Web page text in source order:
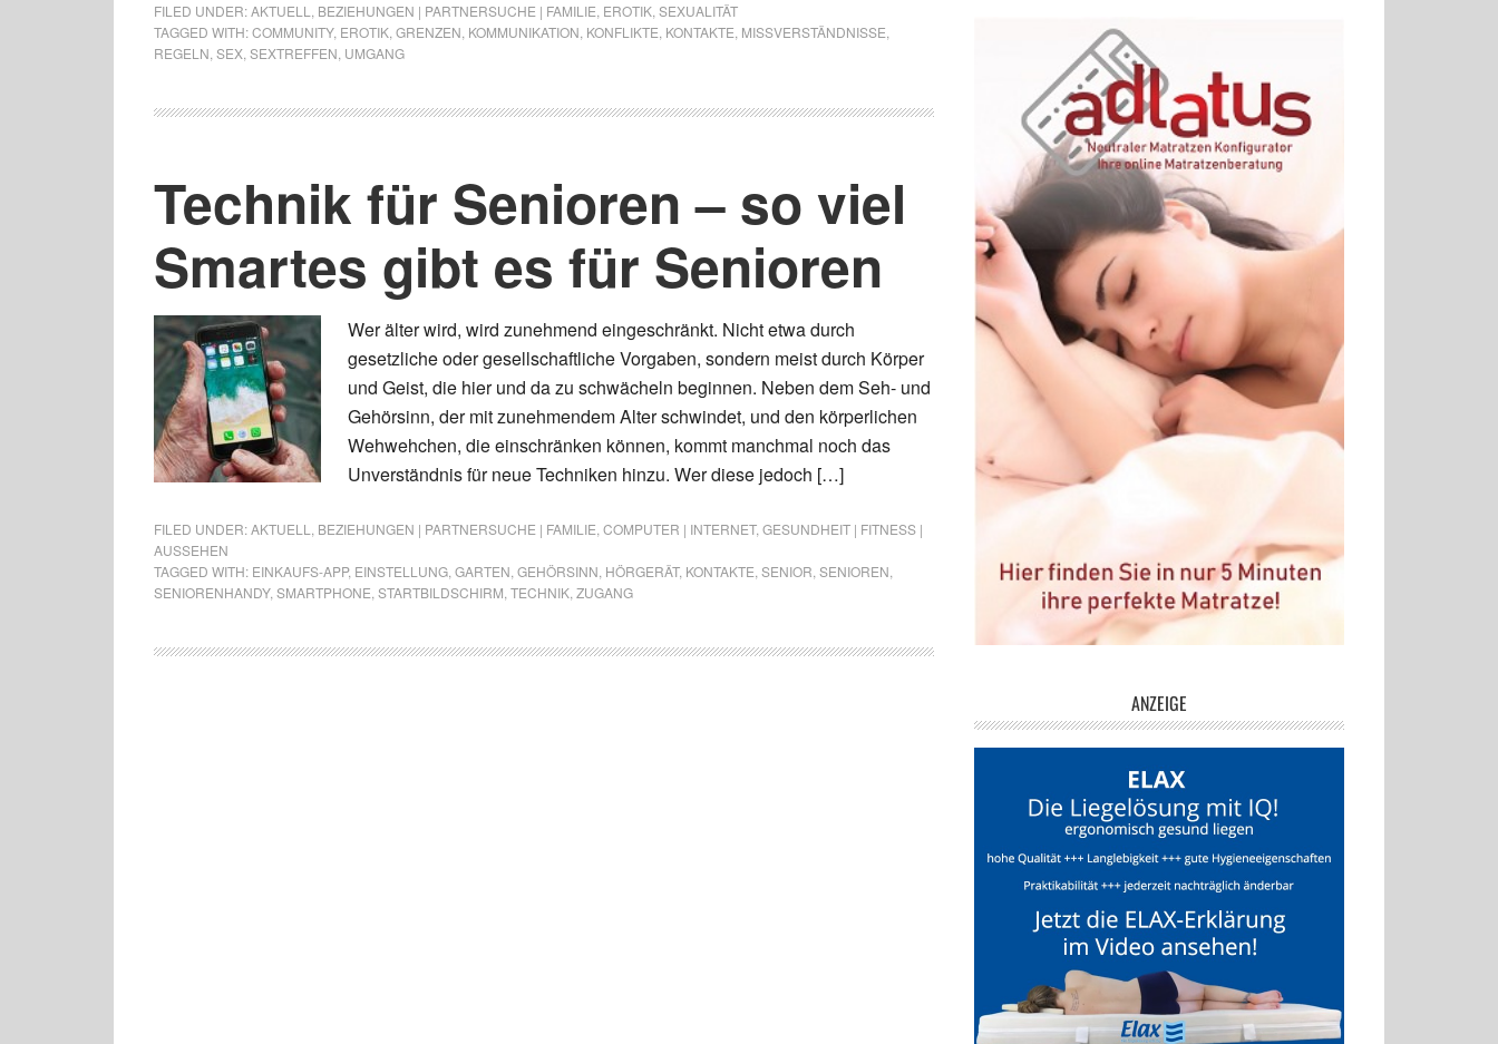
FILED UNDER:AKTUELL BEZIEHUNGEN | PARTNERSUCHE | FAMILIE EROTIK SEXUALITÄT
TAGGED WITH:COMMUNITY, EROTIK GRENZEN KOMMUNIKATION KONFLIKTE KONTAKTE MISSVERSTÄNDNISSE
REGELN SEX SEXTREFFEN UMGANG
Technik für Senioren – so viel
Smartes gibt es für Senioren
Wer älter wird, wird zunehmend eingeschränkt. Nicht etwa durch
gesetzliche oder gesellschaftliche Vorgaben, sondern meist durch Körper
und Geist, die hier und da zu schwächeln beginnen. Neben dem Seh- und
Gehörsinn, der mit zunehmendem Alter schwindet, und den körperlichen
Wehwehchen, die einschränken können, kommt manchmal noch das
Unverständnis für neue Techniken hinzu. Wer diese jedoch […]
FILED UNDER:AKTUELL BEZIEHUNGEN | PARTNERSUCHE | FAMILIE COMPUTER | INTERNET, GESUNDHEIT | FITNESS |
AUSSEHEN
TAGGED WITH: EINKAUFS-APP, EINSTELLUNG GARTEN GEHÖRSINN HÖRGERÄT, KONTAKTE SENIOR SENIOREN
SENIORENHANDY, SMARTPHONE STARTBILDSCHIRM TECHNIK ZUGANG
ANZEIGE